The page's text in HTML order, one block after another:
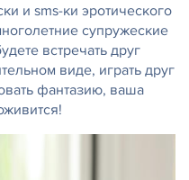
и sms-ки эротического
супружеские
встречать друг
виде, играть друг
фантазию, ваша